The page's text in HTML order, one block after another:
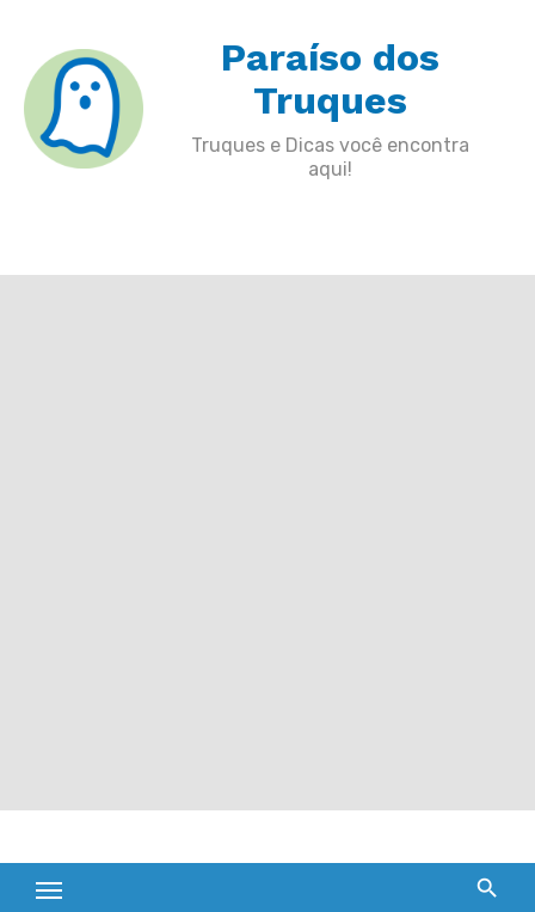
content
Paraíso dos
Truques
Truques e Dicas você encontra
aqui!